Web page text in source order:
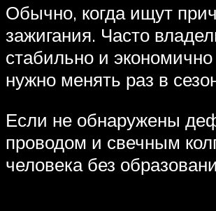
Обычно, когда ищут
зажигания. Часто
стабильно и
нужно менять раз в
Если не обнаружены
проводом и свечным
человека без